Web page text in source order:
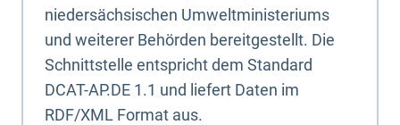
niedersächsischen Umweltministeriums
und weiterer Behörden bereitgestellt. Die
Schnittstelle entspricht dem Standard
DCAT-AP.DE 1.1 und liefert Daten im
RDF/XML Format aus.